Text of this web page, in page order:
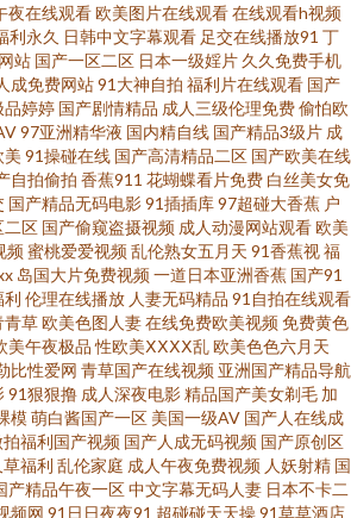
老妇MV 九一视频在看 日韩精品导航 无码h片 在线
重口ts在线 久久伊人导 欧美日韩123 日韩AV操 四
91热资源站 99乱伦 成人视频精彩入口 韩国av三区
足交视频网址在线 www高清无码 国产毛片AA 久
性交 91视频正片 A级片网站 国产51自拍 韩国激情
区 九一精品夜夜夜 青青操无码自拍 熟女福利视频
亚洲精品入口 超碰老逼 豆花导航福利 国产影院 久
日B 日韩美淫社 午夜理论 综合欧美国产日韩 97成
亚洲一黄 久久激五视频网站 青青青青大香蕉 色友
夜在线观看欧美图片在线观看在线观看h视频
利永久 日韩中文字幕观看 足交在线播放91 丁
站 国产一区二区 日本一级婬片 久久免费手机
成免费网站91大神自拍 福利片在线观看 国产
品婷婷 国产剧情精品 成人三级伦理免费偷怕欧
97亚洲精华液 国内精自线 国产精品3级片 成
美 91操碰在线 国产高清精品二区 国产欧美在线
自拍偷拍 香蕉911 花蝴蝶看片免费 白丝美女免
国产精品无码电影91插插库97超碰大香蕉 户
二区 国产偷窥盗摄视频 成人动漫网站观看欧美
频蜜桃爱爱视频乱伦熟女五月天 91香蕉视福
岛国大片免费视频一道日本亚洲香蕉 国产91
利 伦理在线播放 人妻无码精品 91自拍在线观看
青草欧美色图人妻在线免费欧美视频免费黄色
美午夜极品 性欧美ⅩⅩⅩⅩ乱欧美色色六月天
比性爱网 青草国产在线视频 亚洲国产精品导航
91狠狠撸 成人深夜电影精品国产美女剃毛 加
模萌白酱国产一区 美国一级AV 国产人在线成
拍福利国产视频 国产人成无码视频 国产原创区
草福利 乱伦家庭 成人午夜免费视频 人妖射精 国
产精品午夜一区中文字幕无码人妻 日本不卡二
频网 91日日夜夜91 超碰碰天天操91草草酒店